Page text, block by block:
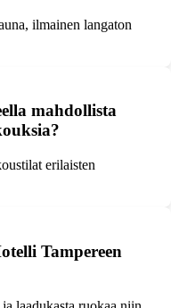
ilmainen langaton
mahdollista
erilaisten
Tampereen